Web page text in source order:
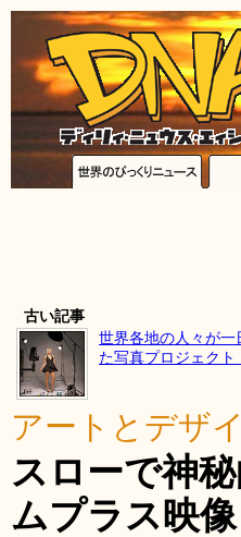
古い記事
世界各地の人々が一
た写真プロジェクト
アートとデザ
スローで神
ムプラス映